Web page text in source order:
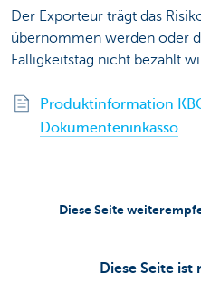
Der Exporteur trägt das
übernommen werden oder
Fälligkeitstag nicht bezahlt
Produktinformation
Dokumenteninkasso
Diese Seite
Diese Seite